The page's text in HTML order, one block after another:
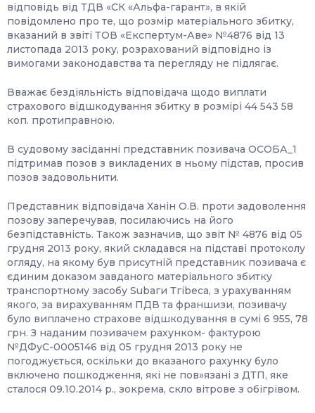
відповідь від ТДВ «СК «Альфа-гарант», в якій
повідомлено про те, що розмір матеріального збитку,
вказаний в звіті ТОВ «Експертум-Аве» №4876 від 13
листопада 2013 року, розрахований відповідно із
вимогами законодавства та перегляду не підлягає.
Вважає бездіяльність відповідача щодо виплати
страхового відшкодування збитку в розмірі 44 543 58
коп. протиправною.
В судовому засіданні представник позивача ОСОБА_1
підтримав позов з викладених в ньому підстав, просив
позов задовольнити.
Представник відповідача Ханін О.В. проти задоволення
позову заперечував, посилаючись на його
безпідставність. Також зазначив, що звіт № 4876 від 05
грудня 2013 року, який складався на підставі протоколу
огляду, на якому був присутній представник позивача є
єдиним доказом завданого матеріального збитку
транспортному засобу Subаги Тгіbеса, з урахуванням
якого, за вирахуванням ПДВ та франшизи, позивачу
було виплачено страхове відшкодування в сумі 6 955, 78
грн. З наданим позивачем рахунком- фактурою
№ДФуС-0005146 від 05 грудня 2013 року не
погоджується, оскільки до вказаного рахунку було
включено пошкодження, які не пов»язані з ДТП, яке
сталося 09.10.2014 р., зокрема, скло вітрове з обігрівом.